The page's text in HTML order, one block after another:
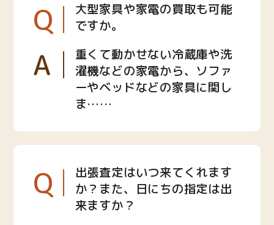
Q
大型家具や家電の買取も可能
ですか。
A
重くて動かせない冷蔵庫や洗
濯機などの家電から、ソファ
ーやベッドなどの家具に関し
ま……
Q
出張査定はいつ来てくれます
か？また、日にちの指定は出
来ますか？